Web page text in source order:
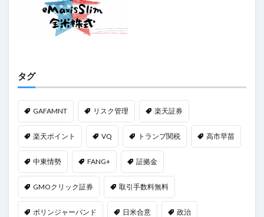
タグ
GAFAMNT リスク管理 楽天証券
楽天ポイント VQ トランプ関税 高市早苗
中東情勢 FANG+ 証拠金
GMOクリック証券 取引手数料無料
ボリンジャーバンド 日米合意 政治